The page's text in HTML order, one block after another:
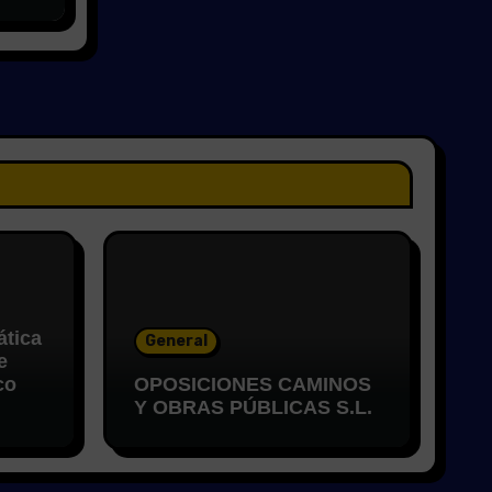
General
OPOSICIONES CAMINOS
Y OBRAS PÚBLICAS S.L.